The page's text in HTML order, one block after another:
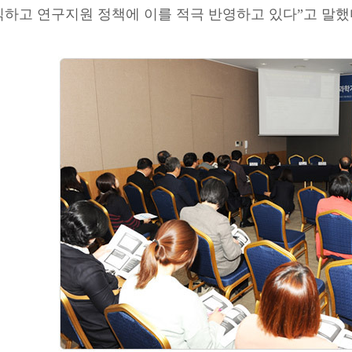
하고 연구지원 정책에 이를 적극 반영하고 있다”고 말